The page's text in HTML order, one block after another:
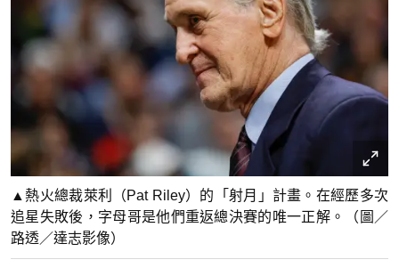
▲熱火總裁萊利（Pat Riley）的「射月」計畫。在經歷多次
追星失敗後，字母哥是他們重返總決賽的唯一正解。（圖／
路透／達志影像）